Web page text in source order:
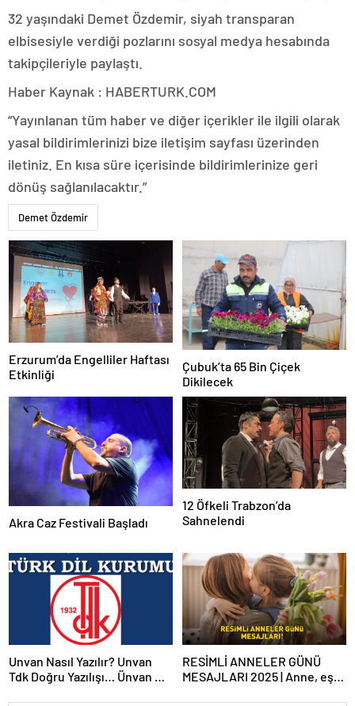
32 yaşındaki Demet Özdemir, siyah transparan
elbisesiyle verdiği pozlarını sosyal medya hesabında
takipçileriyle paylaştı.
Haber Kaynak : HABERTURK.COM
“Yayınlanan tüm haber ve diğer içerikler ile ilgili olarak
yasal bildirimlerinizi bize iletişim sayfası üzerinden
iletiniz. En kısa süre içerisinde bildirimlerinize geri
dönüş sağlanılacaktır.”
Demet Özdemir
Erzurum’da Engelliler Haftası
Etkinliği
Çubuk’ta 65 Bin Çiçek
Dikilecek
Akra Caz Festivali Başladı
12 Öfkeli Trabzon’da
Sahnelendi
Unvan Nasıl Yazılır? Unvan
Tdk Doğru Yazılışı… Ünvan Mi
RESİMLİ ANNELER GÜNÜ
MESAJLARI 2025 | Anne, eş